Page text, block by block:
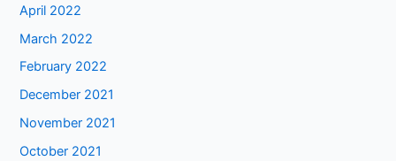
April 2022
March 2022
February 2022
December 2021
November 2021
October 2021